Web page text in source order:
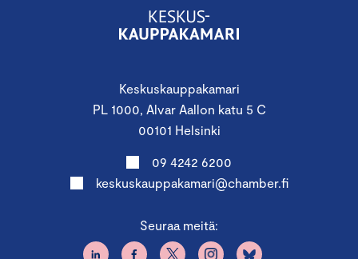
Keskuskauppakamari
PL 1000, Alvar Aallon katu 5 C
00101 Helsinki
09 4242 6200
keskuskauppakamari@chamber.fi
Seuraa meitä: